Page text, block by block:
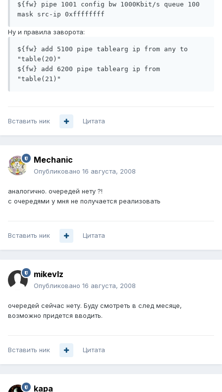
${fw} pipe 1001 config bw 1000Kbit/s queue 100
mask src-ip 0xffffffff
Ну и правила заворота:
${fw} add 5100 pipe tablearg ip from any to
"table(20)"
${fw} add 6200 pipe tablearg ip from
"table(21)"
Вставить ник Цитата
Mechanic
Опубликовано 16 августа, 2008
аналогично. очередей нету ?!
с очередями у мня не получается реализовать
Вставить ник Цитата
mikevlz
Опубликовано 16 августа, 2008
очередей сейчас нету. Буду смотреть в след месяце,
возможно придется вводить.
Вставить ник Цитата
kapa